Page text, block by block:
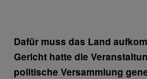
Dafür muss das Land
Gericht hatte die
politische Versammlung